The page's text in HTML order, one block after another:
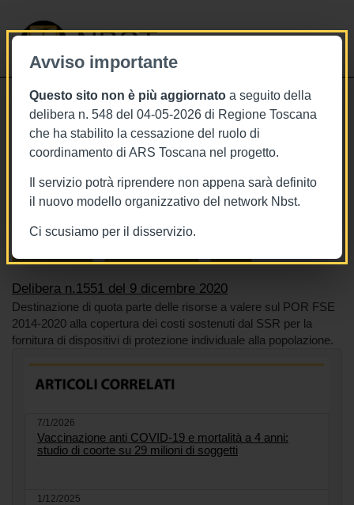
Avviso importante
Questo sito non è più aggiornato a seguito della
delibera n. 548 del 04-05-2026 di Regione Toscana
che ha stabilito la cessazione del ruolo di
coordinamento di ARS Toscana nel progetto.
Il servizio potrà riprendere non appena sarà definito
il nuovo modello organizzativo del network Nbst.
Ci scusiamo per il disservizio.
NBST
9/12/2020
Delibera n.1551 del 9 dicembre 2020
Tags Toscana
BURT Bollettino della regione toscana
Sistema sanitario
Delibera n.1551 del 9 dicembre 2020
Destinazione di quota parte delle risorse a valere sul POR FSE
2014-2020 alla copertura dei costi sostenuti dal SSR per la
fornitura di dispositivi di protezione individuale alla popolazione.
7/1/2026
Vaccinazione anti COVID-19 e mortalità a 4 anni:
studio di coorte su 29 milioni di soggetti
1/12/2025